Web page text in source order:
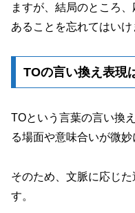
ますが、結局のところ
あることを忘れてはいけ
TOの言い換え表現
TOという言葉の言い換
る場面や意味合いが微妙
そのため、文脈に応じ
す。